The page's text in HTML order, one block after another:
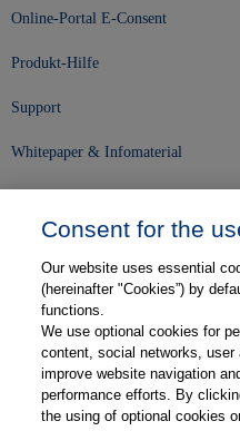
Online-Portal E-Consent
Produkt-Hilfe
Support
Whitepaper & Infomaterial
Karriere
Kontakt
Web-Semniare
Anwenderberichte
Consent for the
Our website uses essential
(hereinafter "Cookies”) by
functions.
We use optional cookies for
content, social networks,
improve website navigation
performance efforts. By
the using of optional cookies